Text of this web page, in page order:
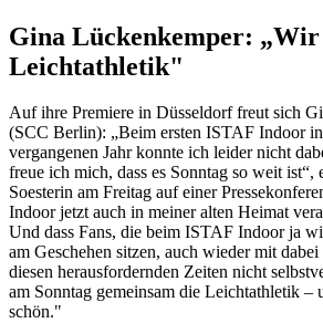
Gina Lückenkemper:
Leichtathletik"
Auf ihre Premiere in Düsseldorf freut sich
(SCC Berlin): „Beim ersten ISTAF Indoor
vergangenen Jahr konnte ich leider nicht
freue ich mich, dass es Sonntag so weit ist“,
Soesterin am Freitag auf einer
Indoor jetzt auch in meiner alten Heimat
Und dass Fans, die beim ISTAF Indoor ja
am Geschehen sitzen, auch wieder mit
diesen herausfordernden Zeiten nicht
am Sonntag gemeinsam die Leichtathletik –
schön."